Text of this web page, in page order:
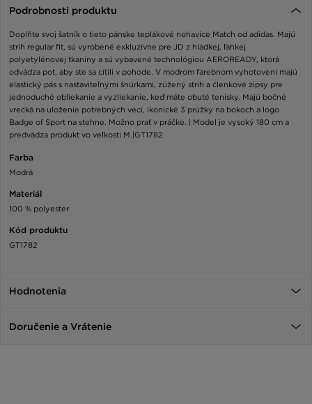
Podrobnosti produktu
Doplňte svoj šatník o tieto pánske teplákové nohavice Match od adidas. Majú
strih regular fit, sú vyrobené exkluzívne pre JD z hladkej, ľahkej
polyetylénovej tkaniny a sú vybavené technológiou AEROREADY, ktorá
odvádza pot, aby ste sa cítili v pohode. V modrom farebnom vyhotovení majú
elastický pás s nastaviteľnými šnúrkami, zúžený strih a členkové zipsy pre
jednoduché obliekanie a vyzliekanie, keď máte obuté tenisky. Majú bočné
vrecká na uloženie potrebných vecí, ikonické 3 prúžky na bokoch a logo
Badge of Sport na stehne. Možno prať v práčke. | Model je vysoký 180 cm a
predvádza produkt vo veľkosti M.|GT1782
Farba
Modrá
Materiál
100 % polyester
Kód produktu
GT1782
Hodnotenia
Doručenie a Vrátenie